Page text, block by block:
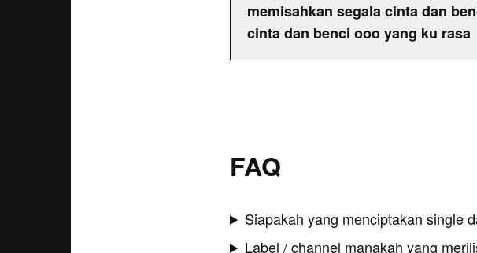
memisahkan segala cinta dan
cinta dan benci ooo yang ku rasa
FAQ
Siapakah yang menciptakan single
Label / channel manakah yang